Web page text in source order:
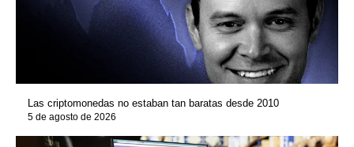
Las criptomonedas no estaban tan baratas desde 2010
5 de agosto de 2026